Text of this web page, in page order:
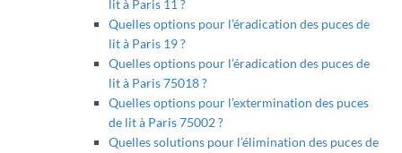
lit à Paris 11 ?
Quelles options pour l’éradication des puces de
lit à Paris 19 ?
Quelles options pour l’éradication des puces de
lit à Paris 75018 ?
Quelles options pour l’extermination des puces
de lit à Paris 75002 ?
Quelles solutions pour l’élimination des puces de